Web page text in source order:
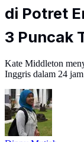
di Potret
3 Puncak
Kate Middleton
Inggris dalam 24